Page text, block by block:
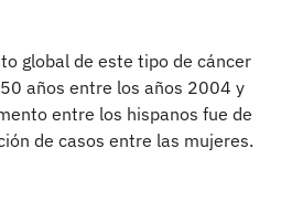
global de este tipo de cáncer
años entre los años 2004 y
entre los hispanos fue de
de casos entre las mujeres.